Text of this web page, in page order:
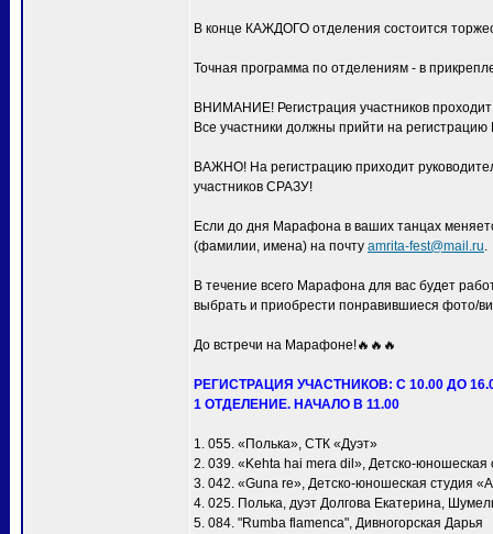
В конце КАЖДОГО отделения состоится
Точная программа по отделениям - в
ВНИМАНИЕ! Регистрация участников
Все участники должны прийти на
ВАЖНО! На регистрацию приходит
участников СРАЗУ!
Если до дня Марафона в ваших танцах
(фамилии, имена) на почту amrita-fest@mail.ru.
В течение всего Марафона для вас будет
выбрать и приобрести понравившиеся фото/
До встречи на Марафоне!🔥🔥🔥
РЕГИСТРАЦИЯ УЧАСТНИКОВ: С 10.00 ДО
1 ОТДЕЛЕНИЕ. НАЧАЛО В 11.00
1. 055. «Полька», СТК «Дуэт»
2. 039. «Kehta hai mera dil», Детско-юношеская
3. 042. «Guna re», Детско-юношеская студия
4. 025. Полька, дуэт Долгова Екатерина,
5. 084. "Rumba flamenca", Дивногорская Дарья